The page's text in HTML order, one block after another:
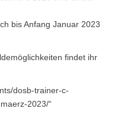
bis Anfang Januar 2023
findet ihr
dosb-trainer-c-
2023/“